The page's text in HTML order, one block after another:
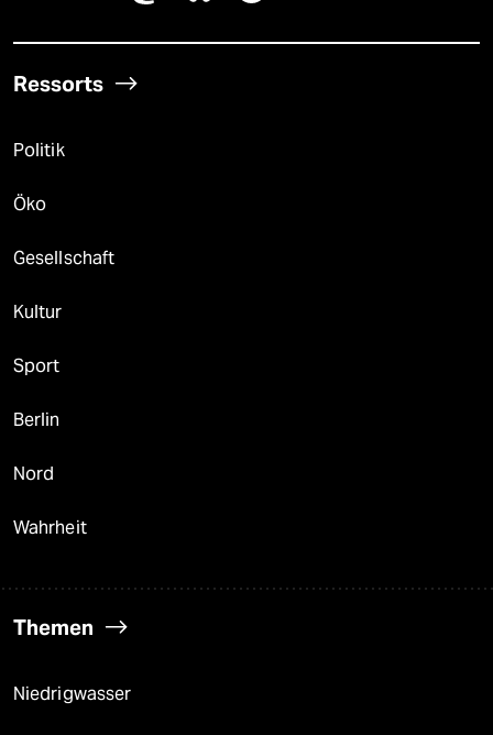
Ressorts
Politik
Öko
Gesellschaft
Kultur
Sport
Berlin
Nord
Wahrheit
Themen
Niedrigwasser